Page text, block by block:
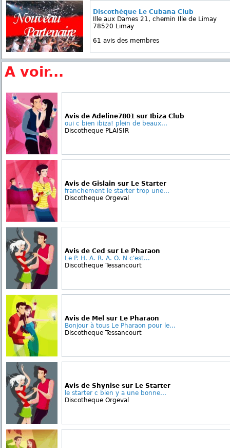
Discothèque Le Cubana Club
Ille aux Dames 21, chemin Ille de Limay
78520 Limay
61 avis des membres
A voir...
Avis de Adeline7801 sur Ibiza Club
oui c bien ibiza! plein de beaux...
Discotheque PLAISIR
Avis de Gislain sur Le Starter
franchement le starter trop une...
Discotheque Orgeval
Avis de Ced sur Le Pharaon
Le P. H. A. R. A. O. N c'est...
Discotheque Tessancourt
Avis de Mel sur Le Pharaon
Bonjour à tous Le Pharaon pour le...
Discotheque Tessancourt
Avis de Shynise sur Le Starter
le starter c bien y a une bonne...
Discotheque Orgeval